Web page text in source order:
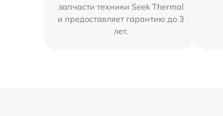
запчасти техники Seek Thermal
и предоставляет гарантию до 3
лет.